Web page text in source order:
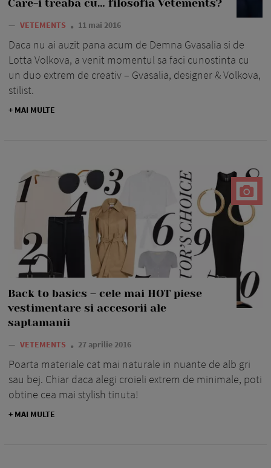
Care-i treaba cu… filosofia Vetements?
— VETEMENTS 11 mai 2016
Daca nu ai auzit pana acum de Demna Gvasalia si de
Lotta Volkova, a venit momentul sa faci cunostinta cu
un duo extrem de creativ – Gvasalia, designer & Volkova,
stilist.
+ MAI MULTE
Back to basics – cele mai HOT piese
vestimentare si accesorii ale
saptamanii
— VETEMENTS 27 aprilie 2016
Poarta materiale cat mai naturale in nuante de alb gri
sau bej. Chiar daca alegi croieli extrem de minimale, poti
obtine cea mai stylish tinuta!
+ MAI MULTE